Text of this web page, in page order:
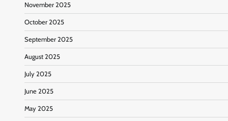
November 2025
October 2025
September 2025
August 2025
July 2025
June 2025
May 2025